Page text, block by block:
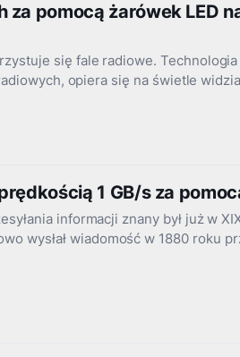
za pomocą żarówek LED
się fale radiowe.
opiera się na świetle
1 GB/s za
informacji znany był już w
wysłał wiadomość w 1880 roku